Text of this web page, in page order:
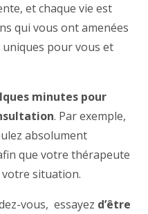
et chaque vie est
qui vous ont amenées
pour vous et
minutes pour
. Par exemple,
absolument
que votre thérapeute
situation.
vous, essayez d’être